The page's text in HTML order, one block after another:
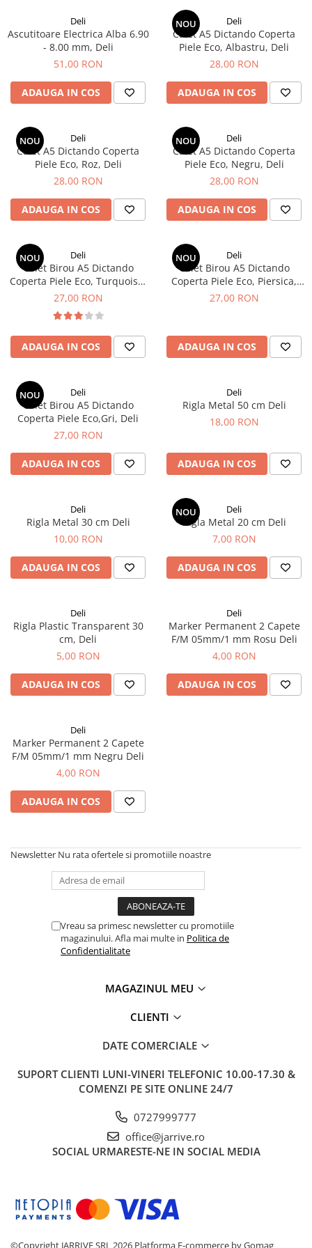
Montblanc
Montegrappa
Monteverde USA
Namiki
Parker
Pelikan
Penac
Custom 743
Hammered Sterling Silver
Porsche Design
Princ Leather
Rotring
Private Reserve Ink
Scrikss
Standardgraph
Sailor
Schneider
Sheaffer
Tibaldi
Mono Graph Fine
El Casco
Leuchtturm1917
Oxford
Acvila
Castelli
Precision
Fara
Forpus
Clairefontaine
Creioane Grafit
Ultima ocazie
Etuiuri
Tocuri
Seturi Hexo
Seturi Essentio
Seturi Grip 2010 & 2011
Seturi Poly
Seturi Pelikan
Seturi Pelikan Classic
Seturi Pelikan Jazz
Seturi Lamy
Seturi Sailor
Seturi Pro Gear Sailor
Seturi Leman
Seturi Ecridor
Seturi Cross
Seturi Cross Bailey Light
Seturi Cross ATX
Seturi Cross Bailey
Seturi Sheaffer
Seturi Sheaffer 100
Seturi Icon
Seturi VFM
Seturi Hemisphere
Seturi Pilot
Seturi Capless
Seturi Custom
Seturi Caligrafie
Seturi Scrikss
Accesorii pentru Artisti
Creioane Tehnice
Ascutitori
Radiere Arta si Grafica
Taiere
Hartie Creativ
Rezerva Radiera Creion Mecanic
Deli
Ascutitoare Electrica Alba 6.90
- 8.00 mm, Deli
51,00 RON
ADAUGA IN COS
NOU Deli
Caiet A5 Dictando Coperta
Piele Eco, Albastru, Deli
28,00 RON
ADAUGA IN COS
NOU Deli
Caiet A5 Dictando Coperta
Piele Eco, Roz, Deli
28,00 RON
ADAUGA IN COS
NOU Deli
Caiet A5 Dictando Coperta
Piele Eco, Negru, Deli
28,00 RON
ADAUGA IN COS
NOU Deli
Caiet Birou A5 Dictando
Coperta Piele Eco, Turquoise,
Deli
27,00 RON
ADAUGA IN COS
NOU Deli
Caiet Birou A5 Dictando
Coperta Piele Eco, Piersica,
Deli
27,00 RON
ADAUGA IN COS
NOU Deli
Caiet Birou A5 Dictando
Coperta Piele Eco,Gri, Deli
27,00 RON
ADAUGA IN COS
Deli
Rigla Metal 50 cm Deli
18,00 RON
ADAUGA IN COS
Deli
Rigla Metal 30 cm Deli
10,00 RON
ADAUGA IN COS
NOU Deli
Rigla Metal 20 cm Deli
7,00 RON
ADAUGA IN COS
Deli
Rigla Plastic Transparent 30
cm, Deli
5,00 RON
ADAUGA IN COS
Deli
Marker Permanent 2 Capete
F/M 05mm/1 mm Rosu Deli
4,00 RON
ADAUGA IN COS
Deli
Marker Permanent 2 Capete
F/M 05mm/1 mm Negru Deli
4,00 RON
ADAUGA IN COS
Newsletter Nu rata ofertele si promotiile noastre
Vreau sa primesc newsletter cu promotiile
magazinului. Afla mai multe in Politica de
Confidentialitate
MAGAZINUL MEU
CLIENTI
DATE COMERCIALE
SUPORT CLIENTI LUNI-VINERI TELEFONIC 10.00-17.30 &
COMENZI PE SITE ONLINE 24/7
0727999777
office@jarrive.ro
SOCIAL URMARESTE-NE IN SOCIAL MEDIA
©Copyright JARRIVE SRL 2026 Platforma E-commerce by Gomag